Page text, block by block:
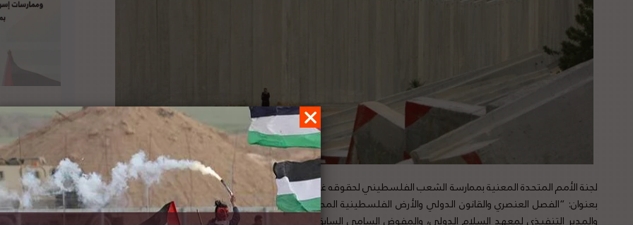
لجنة الأمم المتحدة المعنية بممارسة الشعب الفلسطيني لحقوقه غير القابلة للتصرف تعلن عن نيتها عقد حدث افتراضي
بعنوان: “الفصل العنصري والقانون الدولي والأرض الفلسطينية المحتلة”. حيث سيجري حوار رفيع المستوى بين الرئيس
والمدير التنفيذي لمعهد السلام الدولي، والمفوض السامي السابق للأمم المتحدة لحقوق الإنسان زيد رعد الحسين،